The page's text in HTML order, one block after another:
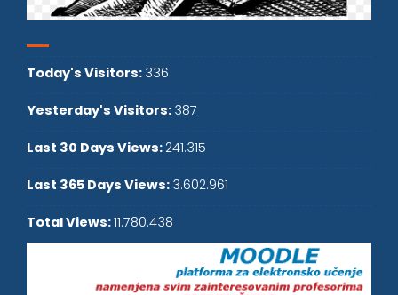
Today's Visitors: 336
Yesterday's Visitors: 387
Last 30 Days Views: 241.315
Last 365 Days Views: 3.602.961
Total Views:11.780.438